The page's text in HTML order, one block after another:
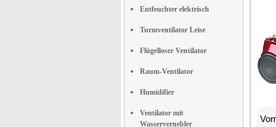
Entfeuchter elektrisch
Turmventilator Leise
Flügelloser Ventilator
Raum-Ventilator
Humidifier
Ventilator mit
Wasservernebler